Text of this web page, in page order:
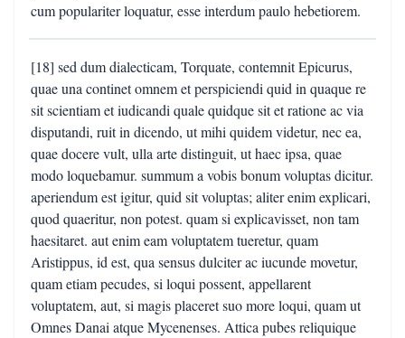
cum populariter loquatur, esse interdum paulo hebetiorem.
[18] sed dum dialecticam, Torquate, contemnit Epicurus,
quae una continet omnem et perspiciendi quid in quaque re
sit scientiam et iudicandi quale quidque sit et ratione ac via
disputandi, ruit in dicendo, ut mihi quidem videtur, nec ea,
quae docere vult, ulla arte distinguit, ut haec ipsa, quae
modo loquebamur. summum a vobis bonum voluptas dicitur.
aperiendum est igitur, quid sit voluptas; aliter enim explicari,
quod quaeritur, non potest. quam si explicavisset, non tam
haesitaret. aut enim eam voluptatem tueretur, quam
Aristippus, id est, qua sensus dulciter ac iucunde movetur,
quam etiam pecudes, si loqui possent, appellarent
voluptatem, aut, si magis placeret suo more loqui, quam ut
Omnes Danai atque Mycenenses. Attica pubes reliquique